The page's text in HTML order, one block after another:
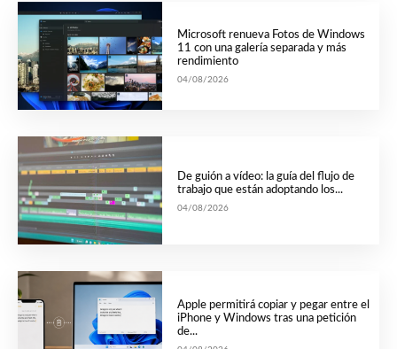
Microsoft renueva Fotos de Windows
11 con una galería separada y más
rendimiento
04/08/2026
De guión a vídeo: la guía del flujo de
trabajo que están adoptando los...
04/08/2026
Apple permitirá copiar y pegar entre el
iPhone y Windows tras una petición
de...